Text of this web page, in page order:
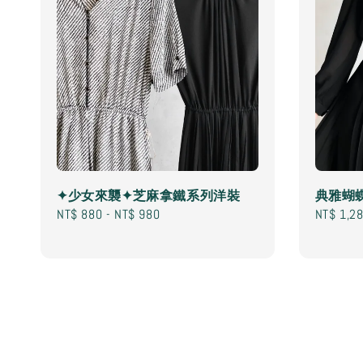
✦少女來襲✦芝麻拿鐵系列洋裝
Regular
NT$ 880 - NT$ 980
典雅蝴
Regular
NT$